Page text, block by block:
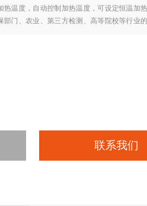
温度，自动控制加热温度，可设定恒温加
门、农业、第三方检测、高等院校等行业的
联系我们